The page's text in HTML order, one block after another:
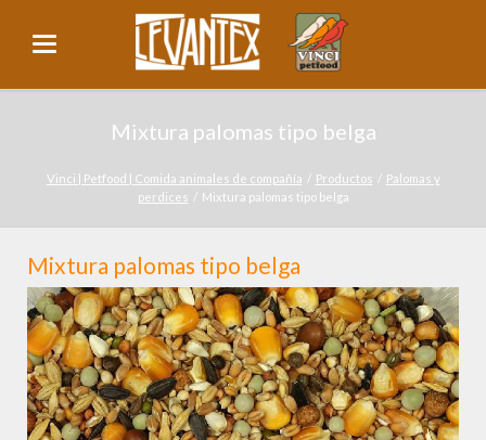
Mixtura palomas tipo belga
Vinci | Petfood | Comida animales de compañía Productos
Palomas y
perdices
Mixtura palomas tipo belga
Mixtura palomas tipo belga